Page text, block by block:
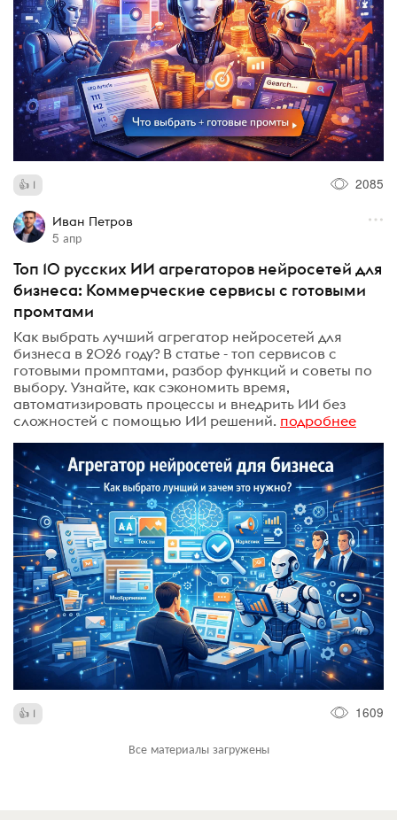
1 2085
Иван Петров
5 апр
Топ 10 русских ИИ агрегаторов нейросетей для
бизнеса: Коммерческие сервисы с готовыми
промтами
Как выбрать лучший агрегатор нейросетей для
бизнеса в 2026 году? В статье - топ сервисов с
готовыми промптами, разбор функций и советы по
выбору. Узнайте, как сэкономить время,
автоматизировать процессы и внедрить ИИ без
сложностей с помощью ИИ решений. подробнее
1 1609
Все материалы загружены